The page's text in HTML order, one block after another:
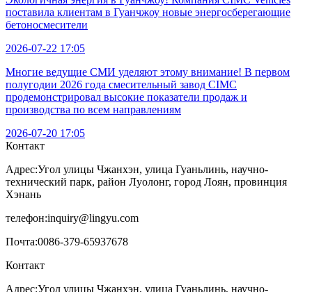
поставила клиентам в Гуанчжоу новые энергосберегающие
бетоносмесители
2026-07-22 17:05
Многие ведущие СМИ уделяют этому внимание! В первом
полугодии 2026 года смесительный завод CIMC
продемонстрировал высокие показатели продаж и
производства по всем направлениям
2026-07-20 17:05
Контакт
Адрес:Угол улицы Чжанхэн, улица Гуаньлинь, научно-
технический парк, район Луолонг, город Лоян, провинция
Хэнань
телефон:inquiry@lingyu.com
Почта:0086-379-65937678
Контакт
Адрес:Угол улицы Чжанхэн, улица Гуаньлинь, научно-